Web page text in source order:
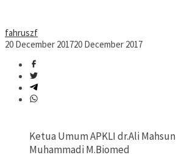
fahruszf
20 December 201720 December 2017
Ketua Umum APKLI dr.Ali Mahsun
Muhammadi M.Biomed